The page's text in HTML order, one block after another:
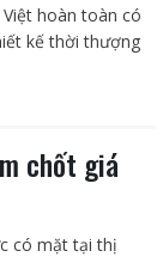
hoàn toàn có
kế thời thượng
chốt giá
có mặt tại thị